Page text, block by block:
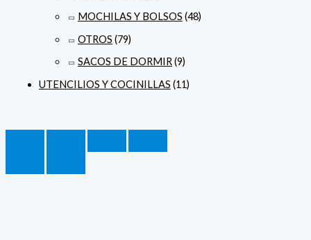
MOCHILAS Y BOLSOS (48)
OTROS (79)
SACOS DE DORMIR(9)
UTENCILIOS Y COCINILLAS (11)